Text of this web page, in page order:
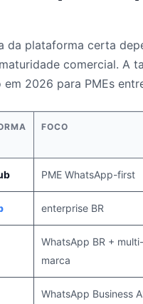
da plataforma certa
comercial. A
em 2026 para PMEs
FOCO
PME WhatsApp-first
enterprise BR
WhatsApp BR + multi-
marca
WhatsApp Business